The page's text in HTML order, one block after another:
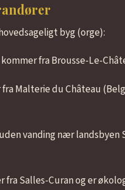
byg (orge):
fra Brousse-Le-
Malterie du Château
vanding nær
fra Salles-Curan og er